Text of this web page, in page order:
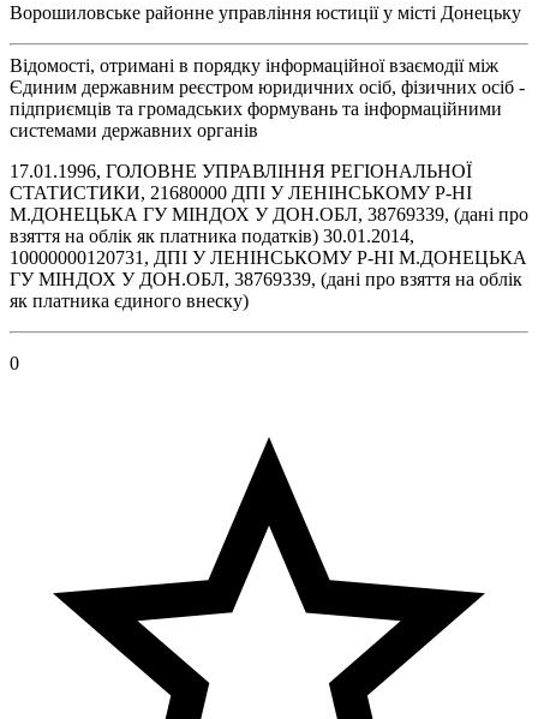
Ворошиловське районне управління юстиції у місті Донецьку
Відомості, отримані в порядку інформаційної взаємодії між
Єдиним державним реєстром юридичних осіб, фізичних осіб -
підприємців та громадських формувань та інформаційними
системами державних органів
17.01.1996, ГОЛОВНЕ УПРАВЛІННЯ РЕГІОНАЛЬНОЇ
СТАТИСТИКИ, 21680000 ДПI У ЛЕНIНСЬКОМУ Р-НI
М.ДОНЕЦЬКА ГУ МIНДОХ У ДОН.ОБЛ, 38769339, (дані про
взяття на облік як платника податків) 30.01.2014,
10000000120731, ДПI У ЛЕНIНСЬКОМУ Р-НI М.ДОНЕЦЬКА
ГУ МIНДОХ У ДОН.ОБЛ, 38769339, (дані про взяття на облік
як платника єдиного внеску)
0